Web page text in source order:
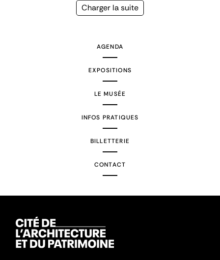
Page
Charger la suite
AGENDA
EXPOSITIONS
LE MUSÉE
INFOS PRATIQUES
BILLETTERIE
CONTACT